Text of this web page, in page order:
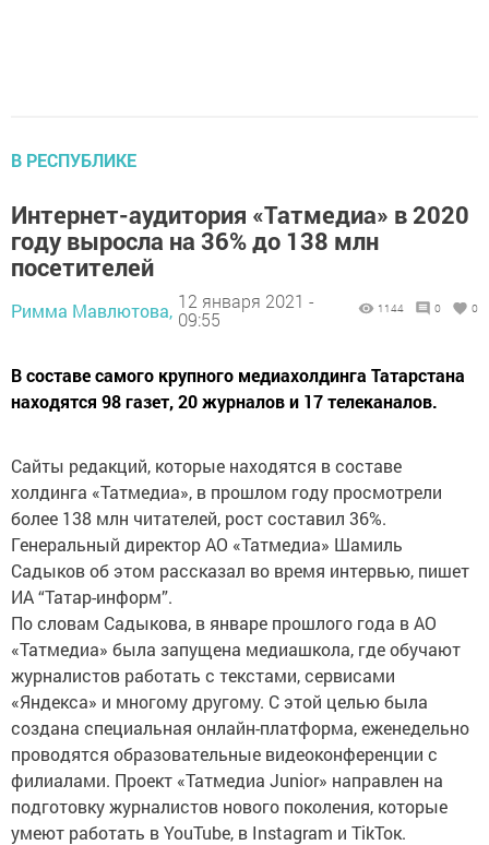
В РЕСПУБЛИКЕ
Интернет-аудитория «Татмедиа» в 2020
году выросла на 36% до 138 млн
посетителей
Римма Мавлютова, 12 января 2021 -
09:55
1144 0 0
В составе самого крупного медиахолдинга Татарстана
находятся 98 газет, 20 журналов и 17 телеканалов.
Сайты редакций, которые находятся в составе
холдинга «Татмедиа», в прошлом году просмотрели
более 138 млн читателей, рост составил 36%.
Генеральный директор АО «Татмедиа» Шамиль
Садыков об этом рассказал во время интервью, пишет
ИА “Татар-информ”.
По словам Садыкова, в январе прошлого года в АО
«Татмедиа» была запущена медиашкола, где обучают
журналистов работать с текстами, сервисами
«Яндекса» и многому другому. С этой целью была
создана специальная онлайн-платформа, еженедельно
проводятся образовательные видеоконференции с
филиалами. Проект «Татмедиа Junior» направлен на
подготовку журналистов нового поколения, которые
умеют работать в YouTube, в Instagram и ТikТок.